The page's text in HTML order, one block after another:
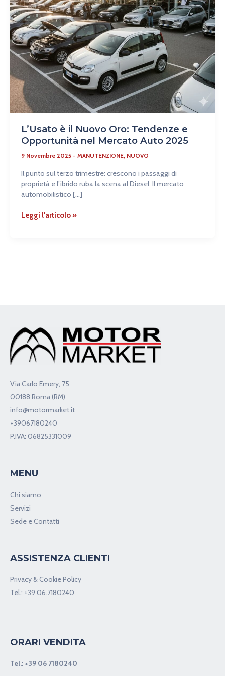
L’Usato è il Nuovo Oro: Tendenze e
Opportunità nel Mercato Auto 2025
9 Novembre 2025 - MANUTENZIONE, NUOVO
Il punto sul terzo trimestre: crescono i passaggi di
proprietà e l’ibrido ruba la scena al Diesel. Il mercato
automobilistico […]
Mercato
Auto
2025
Leggi l'articolo »
Via Carlo Emery, 75
00188 Roma (RM)
info@motormarket.it
+39067180240
P.IVA: 06825331009
MENU
Chi siamo
Servizi
Sede e Contatti
ASSISTENZA CLIENTI
Privacy & Cookie Policy
Tel.: +39 06.7180240
ORARI VENDITA
Tel.: +39 06 7180240